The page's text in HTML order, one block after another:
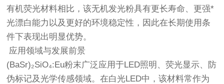
有机荧光材料相比，该无机发光粉具有更长寿命、更强*
光漂白能力以及更好的环境稳定性，因此在长期使用条
件下表现出明显优势。
应用领域与发展前景
(BaSr)₂SiO₄:Eu粉末广泛应用于LED照明、荧光显示、防
伪标记及光学传感领域。在白光LED中，该材料常作为